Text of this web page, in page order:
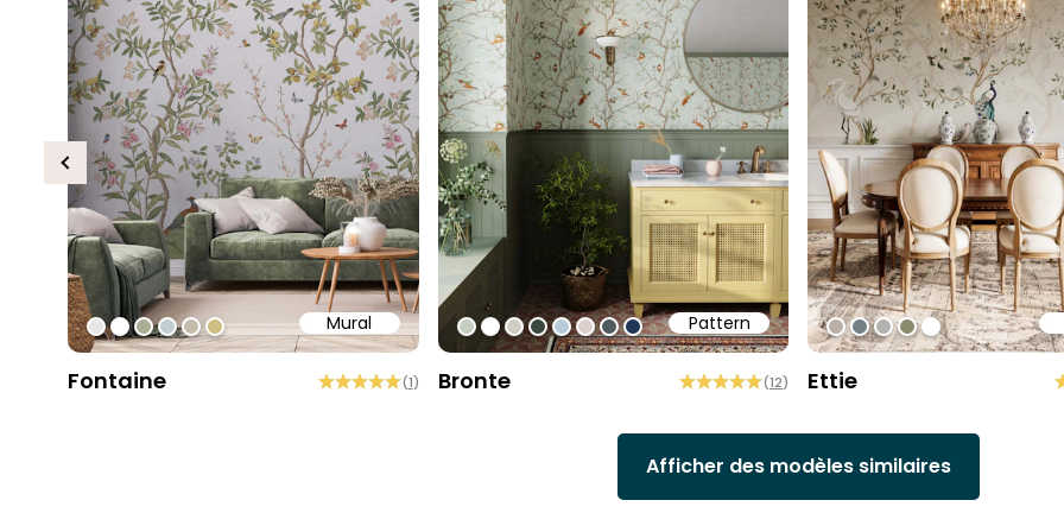
Mural
#e6e6e6
#ffffff
#abae95
#c0ced1
#c4bdac
#cebe81
Fontaine (1)
Pattern
#c5cec1
#ffffff
#d0cec2
#3c493f
#b6cdd9
#ded0cd
#505b60
#213557
Bronte (12)
#b9b1a6
#738186
#b2b2b0
#8b896e
#ffffff
Ettie
Previous
Afficher des modèles similaires